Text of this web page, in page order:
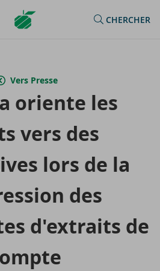
Argenta
Homepage
CHERCHER
Vers Presse
oriente les
vers des
lors de la
des
d'ex­traits de